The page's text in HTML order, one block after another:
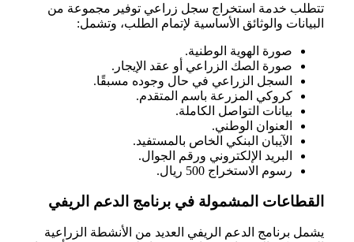
تتطلب خدمة استخراج سجل زراعي توفير مجموعة من
البيانات والوثائق الأساسية لإتمام الطلب، وتشمل:
صورة الهوية الوطنية.
صورة الصك الزراعي أو عقد الإيجار.
السجل الزراعي في حال وجوده مسبقًا.
كروكي المزرعة باسم المتقدم.
بيانات التواصل الكاملة.
العنوان الوطني.
الآيبان البنكي الخاص بالمستفيد.
البريد الإلكتروني ورقم الجوال.
رسوم الاستخراج 500 ريال.
القطاعات المشمولة في برنامج الدعم الريفي
يشمل برنامج الدعم الريفي العديد من الأنشطة الزراعية